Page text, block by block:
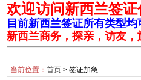
欢迎访问新西兰签
目前新西兰签证所有类型
新西兰商务，探亲，访友
当前位置： 首页> 签证加急